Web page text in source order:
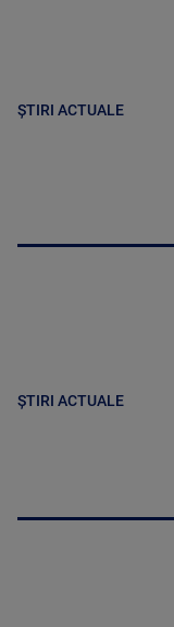
ȘTIRI ACTUALE
ȘTIRI ACTUALE